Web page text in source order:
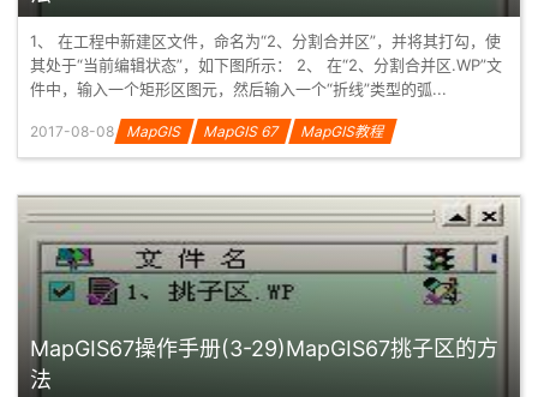
1、 在工程中新建区文件，命名为“2、分割合并区”，并将其打勾，使
其处于“当前编辑状态”，如下图所示： 2、 在“2、分割合并区.WP”文
件中，输入一个矩形区图元，然后输入一个“折线”类型的弧...
2017-08-08 MapGIS MapGIS 67 MapGIS教程
MapGIS67操作手册(3-29)MapGIS67挑子区的方
法